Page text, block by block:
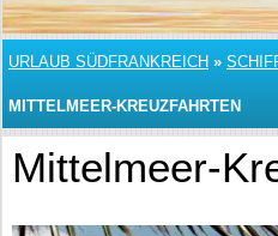
URLAUB SÜDFRANKREICH »
MITTELMEER-KREUZFAHRTEN
Mittelmeer-